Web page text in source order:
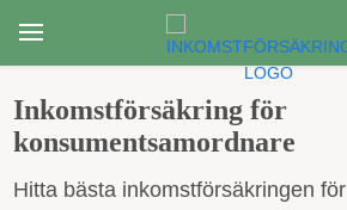
Inkomstförsäkring för
konsumentsamordnare
Hitta bästa inkomstförsäkringen för